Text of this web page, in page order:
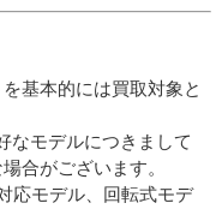
基本的には買取対象と
なモデルにつきまして
合がございます。
応モデル、回転式モデ